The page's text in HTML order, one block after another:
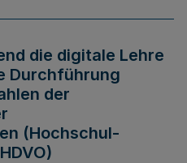
die digitale Lehre
Durchführung
der
(Hochschul-